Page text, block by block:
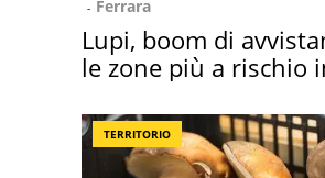
Ferrara
Lupi, boom di
le zone più a rischio
TERRITORIO